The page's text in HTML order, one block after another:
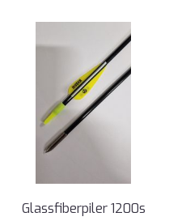
Glassfiberpiler 1200s